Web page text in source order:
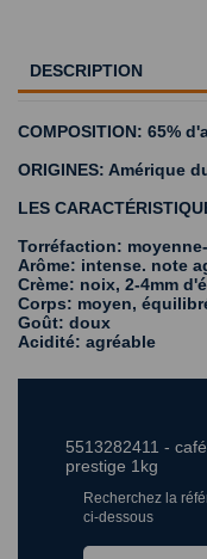
DESCRIPTION
COMPOSITION: 65%
ORIGINES: Amérique
LES
Torréfaction:
Arôme: intense. note
Crème: noix, 2-4mm
Corps: moyen,
Goût: doux
Acidité: agréable
5513282411 -
prestige 1kg
Recherchez la
ci-dessous